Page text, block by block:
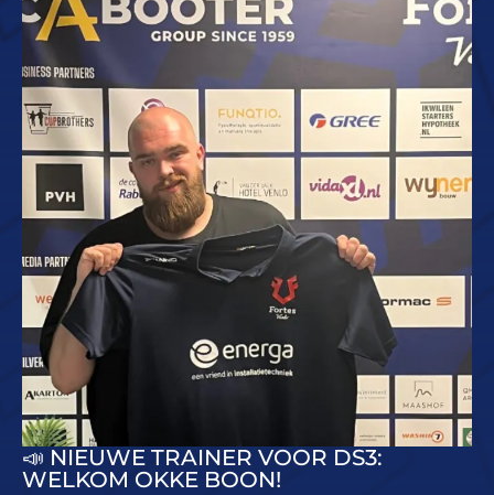
📣 NIEUWE TRAINER VOOR DS3:
WELKOM OKKE BOON!